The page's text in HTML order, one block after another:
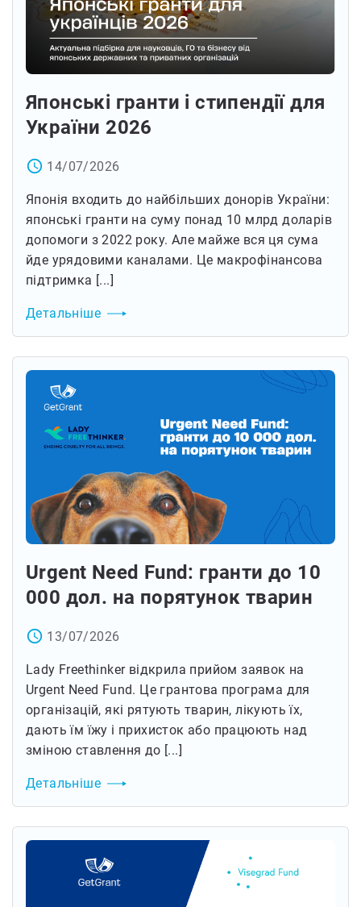
Японські гранти і стипендії для
України 2026
access_time 14/07/2026
Японія входить до найбільших донорів України:
японські гранти на суму понад 10 млрд доларів
допомоги з 2022 року. Але майже вся ця сума
йде урядовими каналами. Це макрофінансова
підтримка [...]
Детальніше
Urgent Need Fund: гранти до 10
000 дол. на порятунок тварин
access_time 13/07/2026
Lady Freethinker відкрила прийом заявок на
Urgent Need Fund. Це грантова програма для
організацій, які рятують тварин, лікують їх,
дають їм їжу і прихисток або працюють над
зміною ставлення до [...]
Детальніше